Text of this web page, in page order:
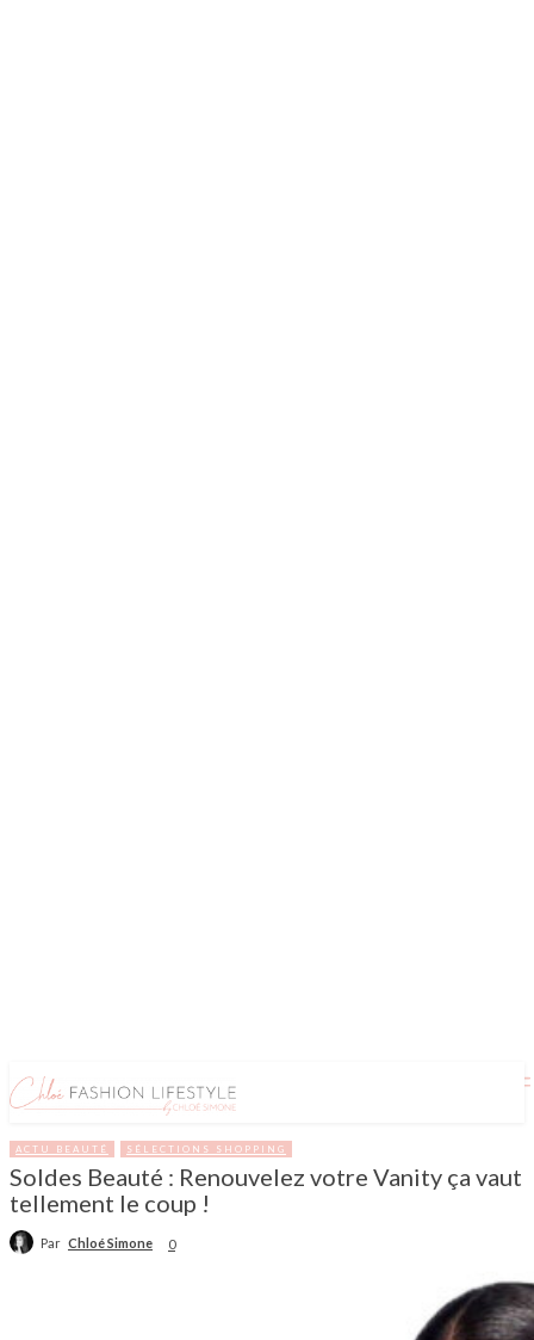
ACTU BEAUTÉ SÉLECTIONS SHOPPING
Soldes Beauté : Renouvelez votre Vanity ça vaut
tellement le coup !
Par Chloé Simone 0